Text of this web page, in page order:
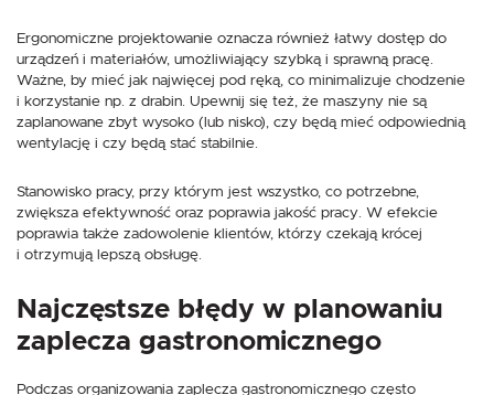
Ergonomiczne projektowanie oznacza również łatwy dostęp do
urządzeń i materiałów, umożliwiający szybką i sprawną pracę.
Ważne, by mieć jak najwięcej pod ręką, co minimalizuje chodzenie
i korzystanie np. z drabin. Upewnij się też, że maszyny nie są
zaplanowane zbyt wysoko (lub nisko), czy będą mieć odpowiednią
wentylację i czy będą stać stabilnie.
Stanowisko pracy, przy którym jest wszystko, co potrzebne,
zwiększa efektywność oraz poprawia jakość pracy. W efekcie
poprawia także zadowolenie klientów, którzy czekają krócej
i otrzymują lepszą obsługę.
Najczęstsze błędy w planowaniu
zaplecza gastronomicznego
Podczas organizowania zaplecza gastronomicznego często